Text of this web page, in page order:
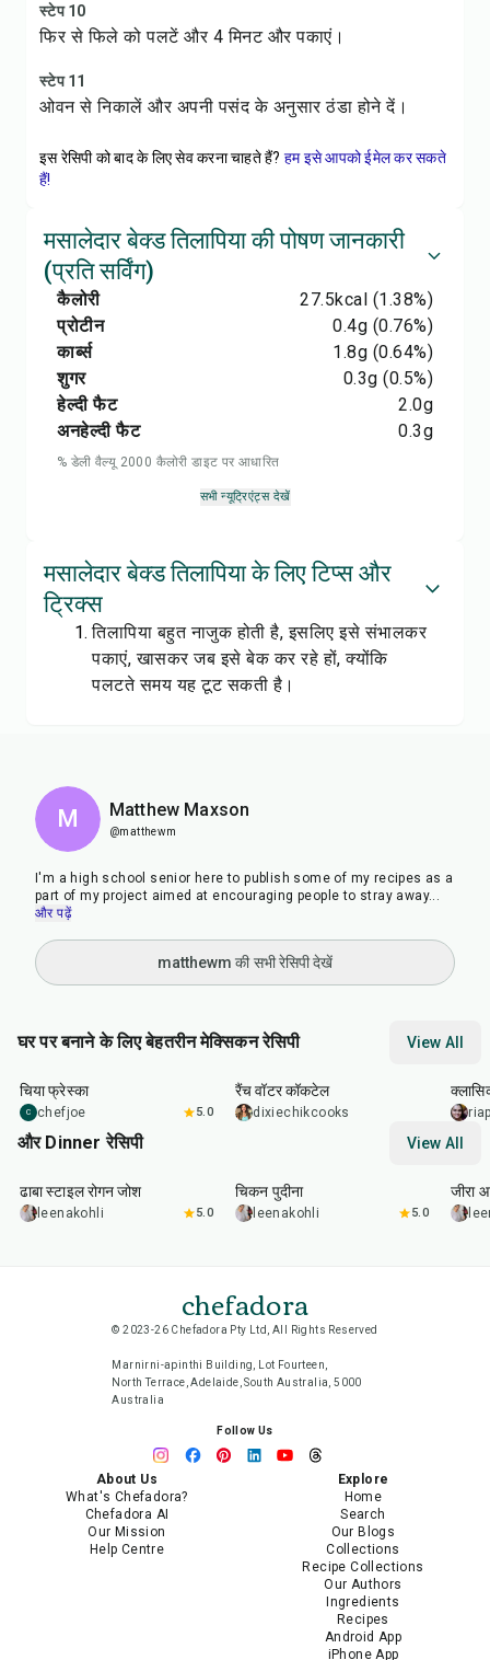
स्टेप 10
फिर से फिले को पलटें और 4 मिनट और पकाएं।
स्टेप 11
ओवन से निकालें और अपनी पसंद के अनुसार ठंडा होने दें।
इस रेसिपी को बाद के लिए सेव करना चाहते हैं? हम इसे आपको ईमेल कर सकते
हैं!
मसालेदार बेक्ड तिलापिया की पोषण जानकारी
(प्रति सर्विंग)
कैलोरी 27.5kcal (1.38%)
प्रोटीन
0.4g (0.76%)
कार्ब्स
1.8g (0.64%)
शुगर
0.3g (0.5%)
हेल्दी फैट
2.0g
अनहेल्दी फैट
0.3g
% डेली वैल्यू 2000 कैलोरी डाइट पर आधारित
सभी न्यूट्रिएंट्स देखें
मसालेदार बेक्ड तिलापिया के लिए टिप्स और
ट्रिक्स
तिलापिया बहुत नाजुक होती है, इसलिए इसे संभालकर
पकाएं, खासकर जब इसे बेक कर रहे हों, क्योंकि
पलटते समय यह टूट सकती है।
M Matthew Maxson
@matthewm
I'm a high school senior here to publish some of my recipes as a
part of my project aimed at encouraging people to stray away...
और पढ़ें
matthewm की सभी रेसिपी देखें
घर पर बनाने के लिए बेहतरीन मेक्सिकन रेसिपी View All
min
चिया फ्रेस्का
C chefjoe 5.0
min
रैंच वॉटर कॉकटेल
dixiechikcooks
और Dinner रेसिपी View All
1
ढाबा स्टाइल रोगन जोश
leenakohli 5.0
चिकन पुदीना
leenakohli 5.0
जीरा
chefadora
© 2023-26 Chefadora Pty Ltd, All Rights Reserved
Marnirni-apinthi Building, Lot Fourteen,
North Terrace, Adelaide, South Australia, 5000
Australia
Follow Us
About Us
What's Chefadora?
Chefadora AI
Our Mission
Help Centre
Explore
Home
Search
Our Blogs
Collections
Recipe Collections
Our Authors
Ingredients
Recipes
Android App
iPhone App